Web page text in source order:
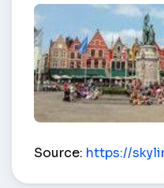
Source: https://